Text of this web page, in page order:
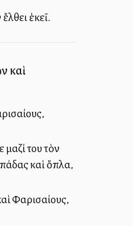
ἐκεῖ.
καὶ
του τὸν
καὶ ὅπλα,
Φαρισαίους,